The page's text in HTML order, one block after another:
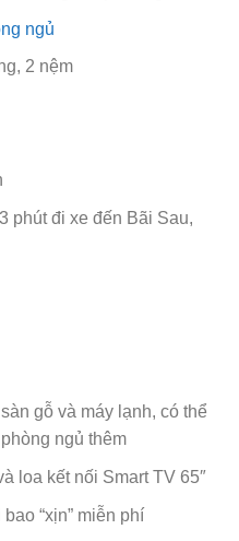
ngủ
2 nệm
phút đi xe đến Bãi Sau,
gỗ và máy lạnh, có thể
ngủ thêm
loa kết nối Smart TV 65″
“xịn” miễn phí